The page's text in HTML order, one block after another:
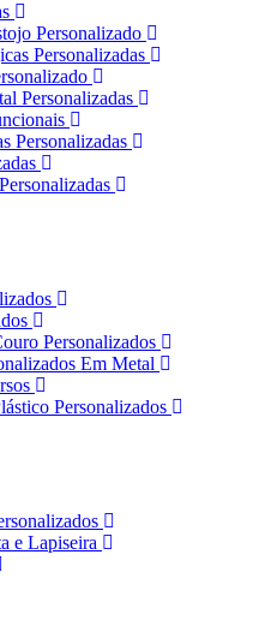
Personalizado
Personalizadas
Personalizadas
Personalizadas
Personalizados
Em Metal
Personalizados
e Lapiseira